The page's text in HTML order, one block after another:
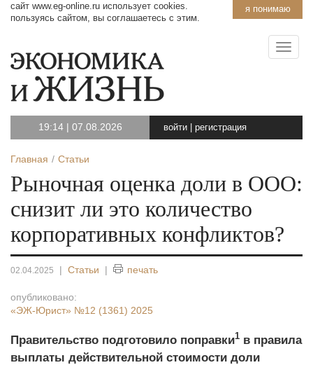
я понимаю
сайт www.eg-online.ru использует cookies.
пользуясь сайтом, вы соглашаетесь с этим.
19:14 | 07.08.2026 войти регистрация
Главная Статьи
Рыночная оценка доли в ООО:
снизит ли это количество
корпоративных конфликтов?
02.04.2025 | Статьи | печать
опубликовано:
«ЭЖ-Юрист» №12 (1361) 2025
Правительство подготовило поправки1 в правила
выплаты действительной стоимости доли